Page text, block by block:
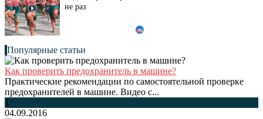
не раз
Популярные статьи
Как проверить предохранитель в машине?
Практические рекомендации по самостоятельной проверке
предохранителей в машине. Видео с...
1
04.09.2016